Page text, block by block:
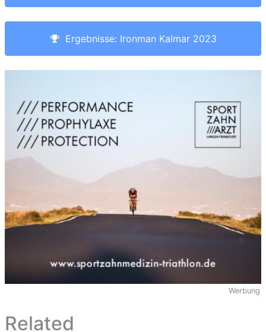
Ergebnisse: Ironman Kalmar 2023
Werbung
Related